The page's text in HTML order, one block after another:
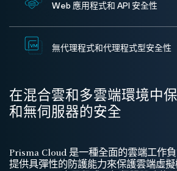
在混合雲和多雲端環境中
和無伺服器的安全
Prisma Cloud 是一種全面的雲端工作
提供具彈性的防護能力來保護雲端虛
Web 應用程式和 API 安全性
無代理程式和代理程式型安全性